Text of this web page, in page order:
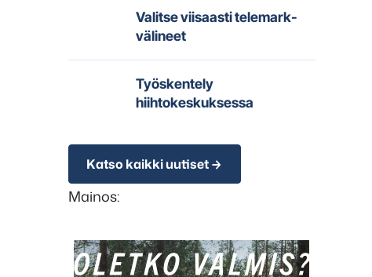
Valitse viisaasti telemark-
välineet
Työskentely
hiihtokeskuksessa
Katso kaikki uutiset
Mainos: